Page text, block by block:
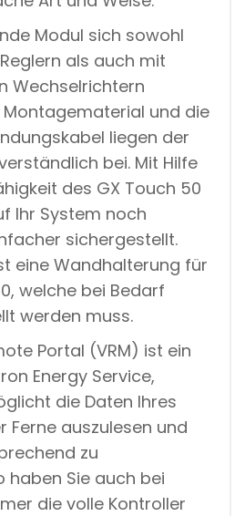
Modul sich sowohl
als auch mit
Wechselrichtern
Montagematerial und die
liegen der
bei. Mit Hilfe
des GX Touch 50
Ihr System noch
sichergestellt.
eine Wandhalterung für
welche bei Bedarf
werden muss.
Portal (VRM) ist ein
Energy Service,
die Daten Ihres
Ferne auszulesen und
zu
haben Sie auch bei
die volle Kontroller